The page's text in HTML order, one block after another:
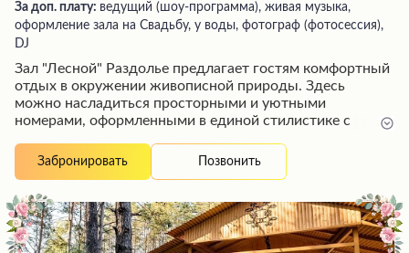
За доп. плату: ведущий (шоу-программа), живая музыка,
оформление зала на Свадьбу, у воды, фотограф (фотосессия),
DJ
Зал "Лесной" Раздолье предлагает гостям комфортный
отдых в окружении живописной природы. Здесь
можно насладиться просторными и уютными
номерами, оформленными в единой стилистике с
вкусной и качественной едой, а также приветливым и
отзывчивым персоналом, готовым помочь с любым
атмосфера уюта и гармонии не покидает это место,
делая его идеальным выбором для спокойного отдыха
или проведения различных мероприятий на природе.
Забронировать Позвонить